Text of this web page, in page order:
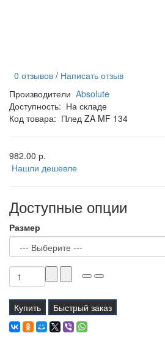
0 отзывов / Написать отзыв
Производители Absolute
Доступность: На складе
Код товара: Плед ZA MF 134
982.00 р.
Нашли дешевле
Доступные опции
Размер
Купить Быстрый заказ